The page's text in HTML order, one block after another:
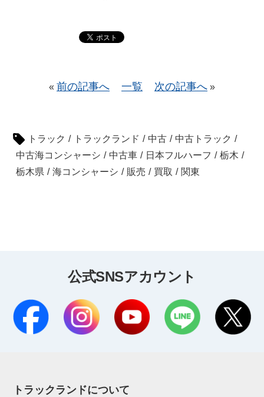
« 前の記事へ 一覧 次の記事へ »
トラック / トラックランド / 中古 / 中古トラック /
中古海コンシャーシ / 中古車 / 日本フルハーフ / 栃木 /
栃木県 / 海コンシャーシ / 販売 / 買取 / 関東
公式SNSアカウント
トラックランドについて